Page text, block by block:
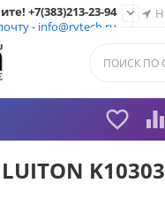
+7(383)213-23-94
- info@rvtech.ru

 
K10303